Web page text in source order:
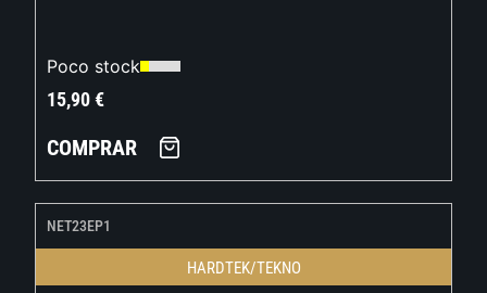
Poco stock
15,90€
COMPRAR
NET23EP1
HARDTEK/TEKNO